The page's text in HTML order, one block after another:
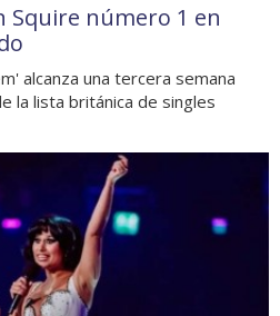
Squire número 1 en
alcanza una tercera semana
la lista británica de singles